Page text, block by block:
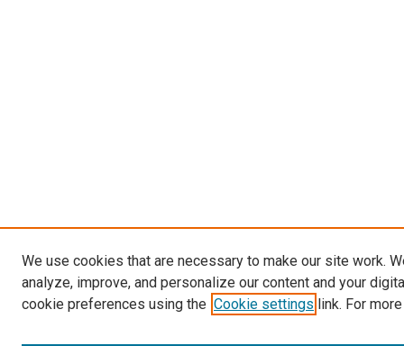
We use cookies that are necessary to make our site work.
analyze, improve, and personalize our content and your
cookie preferences using the Cookie settings link. For